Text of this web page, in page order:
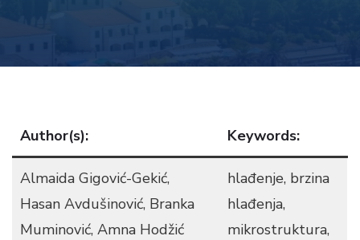
Author(s): Keywords:
Almaida Gigović-Gekić,
Hasan Avdušinović, Branka
Muminović, Amna Hodžić
hlađenje, brzina
hlađenja,
mikrostruktura,